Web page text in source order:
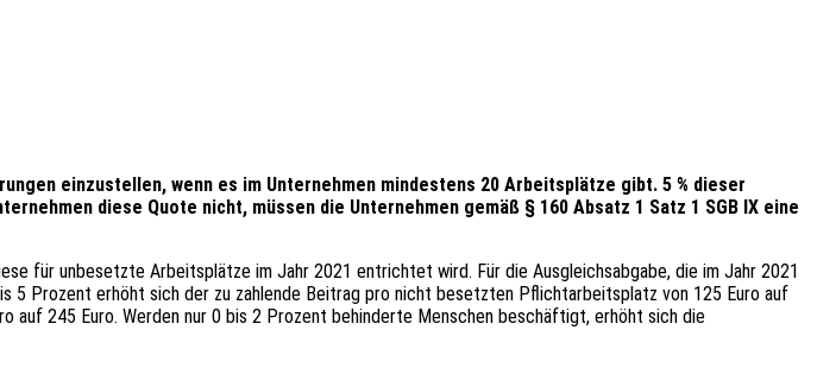
einzustellen, wenn es im Unternehmen mindestens 20 Arbeitsplätze gibt. 5 % dieser
diese Quote nicht, müssen die Unternehmen gemäß § 160 Absatz 1 Satz 1 SGB IX eine
für unbesetzte Arbeitsplätze im Jahr 2021 entrichtet wird. Für die Ausgleichsabgabe, die im Jahr 2021
Prozent erhöht sich der zu zahlende Beitrag pro nicht besetzten Pflichtarbeitsplatz von 125 Euro auf
auf 245 Euro. Werden nur 0 bis 2 Prozent behinderte Menschen beschäftigt, erhöht sich die